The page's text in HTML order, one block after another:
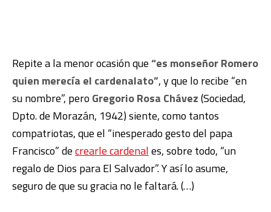
Repite a la menor ocasión que“es monseñor Romero
quien merecía el cardenalato”, y que lo recibe “en
su nombre”, pero Gregorio Rosa Chávez(Sociedad,
Dpto. de Morazán, 1942) siente, como tantos
compatriotas, que el “inesperado gesto del papa
Francisco” decrearle cardenales, sobre todo, “un
regalo de Dios para El Salvador”. Y así lo asume,
seguro de que su gracia no le faltará. (…)